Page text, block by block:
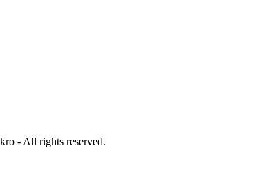
- All rights reserved.